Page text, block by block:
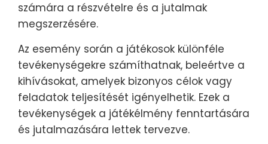
számára a részvételre és a jutalmak
megszerzésére.
Az esemény során a játékosok különféle
tevékenységekre számíthatnak, beleértve a
kihívásokat, amelyek bizonyos célok vagy
feladatok teljesítését igényelhetik. Ezek a
tevékenységek a játékélmény fenntartására
és jutalmazására lettek tervezve.